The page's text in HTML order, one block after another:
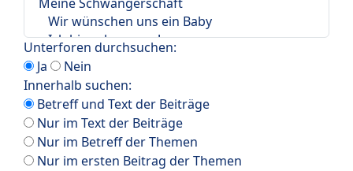
Unterforen durchsuchen:
Ja
Nein
Innerhalb suchen:
Betreff und Text der Beiträge
Nur im Text der Beiträge
Nur im Betreff der Themen
Nur im ersten Beitrag der Themen